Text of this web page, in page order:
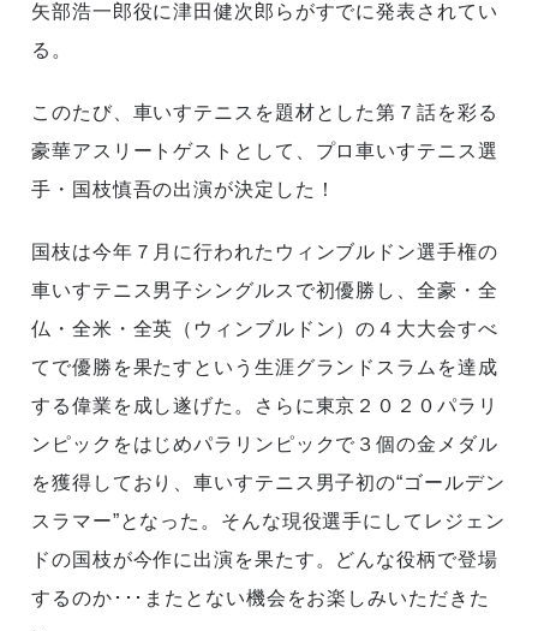
矢部浩一郎役に津田健次郎らがすでに発表されてい
る。
このたび、車いすテニスを題材とした第７話を彩る
豪華アスリートゲストとして、プロ車いすテニス選
手・国枝慎吾の出演が決定した！
国枝は今年７月に行われたウィンブルドン選手権の
車いすテニス男子シングルスで初優勝し、全豪・全
仏・全米・全英（ウィンブルドン）の４大大会すべ
てで優勝を果たすという生涯グランドスラムを達成
する偉業を成し遂げた。さらに東京２０２０パラリ
ンピックをはじめパラリンピックで３個の金メダル
を獲得しており、車いすテニス男子初の“ゴールデン
スラマー”となった。そんな現役選手にしてレジェン
ドの国枝が今作に出演を果たす。どんな役柄で登場
するのか･･･またとない機会をお楽しみいただきた